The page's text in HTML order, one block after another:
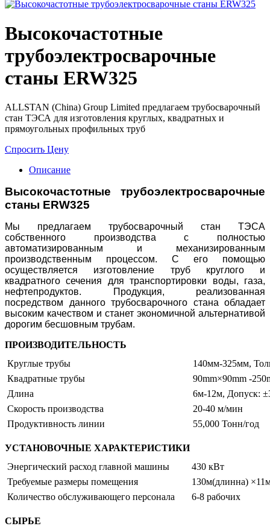
Высокочастотные
трубоэлектросварочные
станы ERW325
ALLSTAN (China) Group Limited предлагаем трубосварочный
стан ТЭСА для изготовления круглых, квадратных и
прямоугольных профильных труб
Спросить Цену
Описание
Высокочастотные трубоэлектросварочные
станы ERW325
Мы предлагаем трубосварочный стан ТЭСА
собственного производства с полностью
автоматизированным и механизированным
производственным процессом. С его помощью
осуществляется изготовление труб круглого и
квадратного сечения для транспортировки воды, газа,
нефтепродуктов. Продукция, реализованная
посредством данного трубосварочного стана обладает
высоким качеством и станет экономичной альтернативой
дорогим бесшовным трубам.
ПРОИЗВОДИТЕЛЬНОСТЬ
Круглые трубы
140мм-325мм,
Квадратные трубы
90mm×90mm -
Длина
6м-12м, Допуск:
Скорость производства
20-40 м/мин
Продуктивность линии
55,000 Тонн/год
УСТАНОВОЧНЫЕ ХАРАКТЕРИСТИКИ
Энергический расход главной машины
430 кВт
Требуемые размеры помещения
130м(длинна)
Количество обслуживающего персонала
6-8 рабочих
СЫРЬЕ